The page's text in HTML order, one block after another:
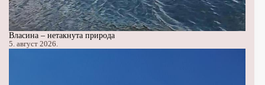
Власина – нетакнута природа
5. август 2026.